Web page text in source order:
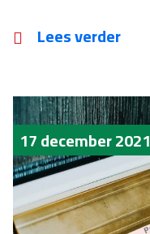
Lees verder
17 december 2021